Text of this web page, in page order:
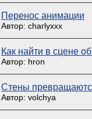
Перенос анимации
Автор: charlyxxx
Как найти в сцене
Автор: hron
Стены
Автор: volchya